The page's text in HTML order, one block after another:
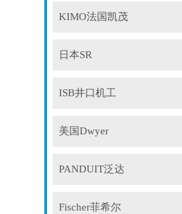
KIMO法国凯茂
日本SR
ISB井口机工
美国Dwyer
PANDUIT泛达
Fischer菲希尔